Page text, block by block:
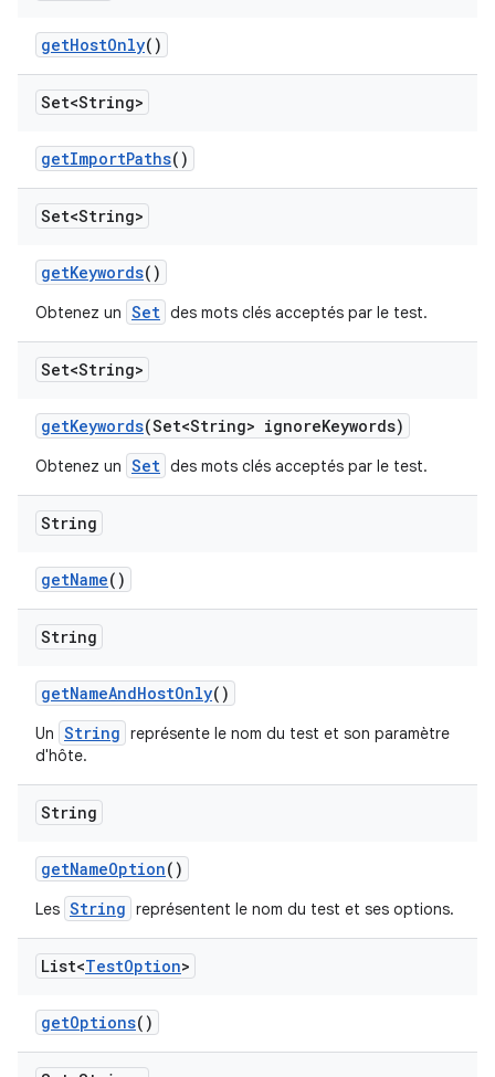
getHostOnly()
Set<String>
getImportPaths()
Set<String>
getKeywords()
Obtenez un Set des mots clés acceptés par le test.
Set<String>
getKeywords(Set<String> ignoreKeywords)
Obtenez un Set des mots clés acceptés par le test.
String
getName()
String
getNameAndHostOnly()
Un String représente le nom du test et son paramètre
d'hôte.
String
getNameOption()
Les String représentent le nom du test et ses options.
List<TestOption>
getOptions()